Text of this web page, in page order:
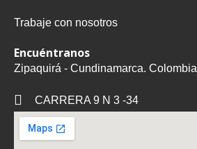
Trabaje con nosotros
Encuéntranos
Zipaquirá - Cundinamarca. Colombia
CARRERA 9 N 3 -34